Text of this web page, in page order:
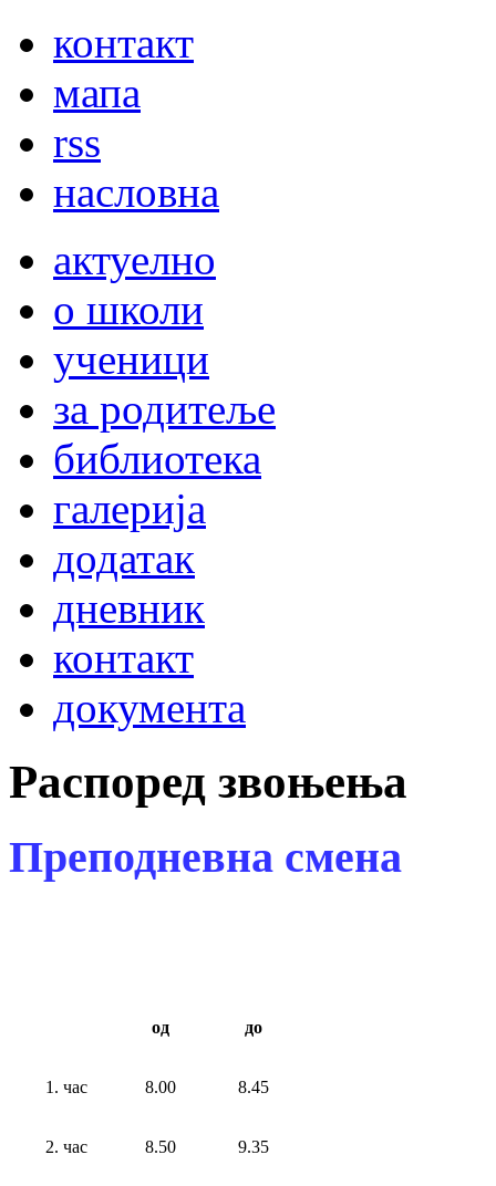
контакт
мапа
rss
насловна
актуелно
о школи
ученици
за родитеље
библиотека
галерија
додатак
дневник
контакт
документа
Распоред звоњења
Преподневна смена
од до
1. час 8.00 8.45
2. час 8.50 9.35